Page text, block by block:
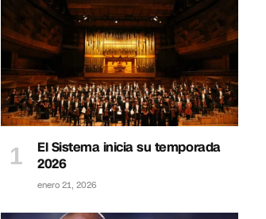
El Sistema inicia su temporada
2026
enero 21, 2026